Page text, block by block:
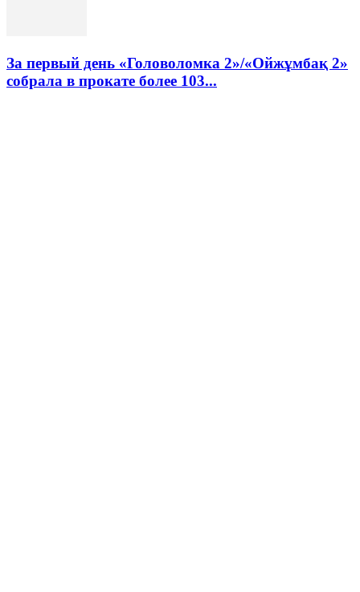
За первый день «Головоломка 2»/«Ойжұмбақ 2»
собрала в прокате более 103...